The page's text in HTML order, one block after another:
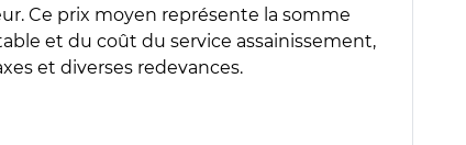
Ce prix moyen représente la somme
et du coût du service assainissement,
et diverses redevances.